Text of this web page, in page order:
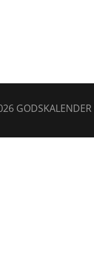
GODSKALENDER